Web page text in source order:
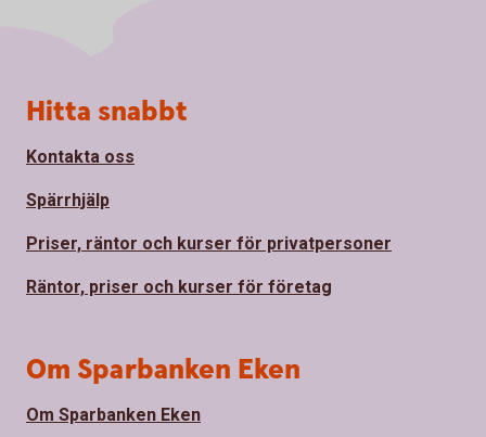
Sidfot
Hitta snabbt
Kontakta oss
Spärrhjälp
Priser, räntor och kurser för privatpersoner
Räntor, priser och kurser för företag
Om Sparbanken Eken
Om Sparbanken Eken